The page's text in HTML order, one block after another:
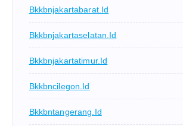
Bkkbnjakartabarat.id
Bkkbnjakartaselatan.id
Bkkbnjakartatimur.id
Bkkbncilegon.id
Bkkbntangerang.id